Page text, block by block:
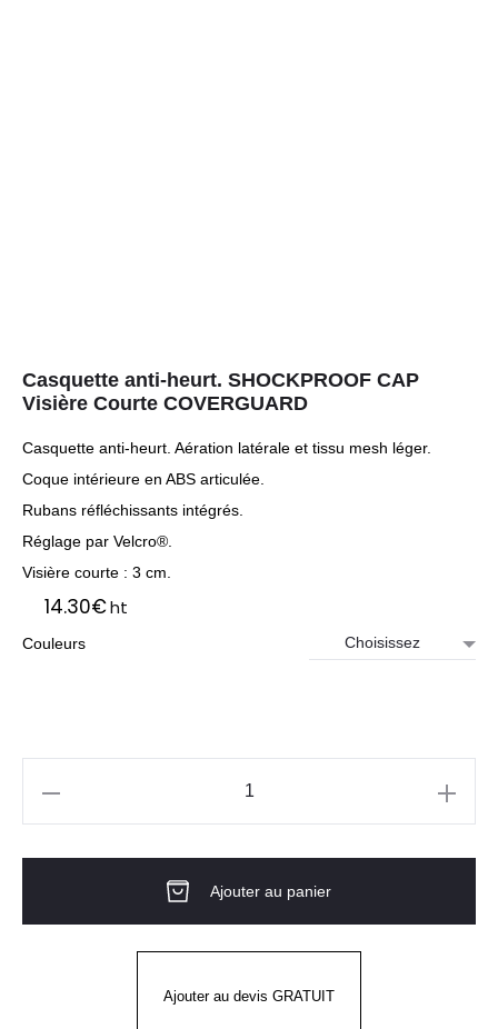
Casquette anti-heurt. SHOCKPROOF CAP
Visière Courte COVERGUARD
Casquette anti-heurt. Aération latérale et tissu mesh léger.
Coque intérieure en ABS articulée.
Rubans réfléchissants intégrés.
Réglage par Velcro®.
Visière courte : 3 cm.
14.30€ht
Couleurs
Ajouter au panier
Ajouter au devis GRATUIT